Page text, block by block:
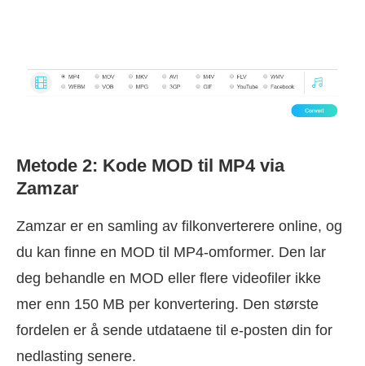
Metode 2: Kode MOD til MP4 via
Zamzar
Zamzar er en samling av filkonverterere online, og
du kan finne en MOD til MP4-omformer. Den lar
deg behandle en MOD eller flere videofiler ikke
mer enn 150 MB per konvertering. Den største
fordelen er å sende utdataene til e-posten din for
nedlasting senere.